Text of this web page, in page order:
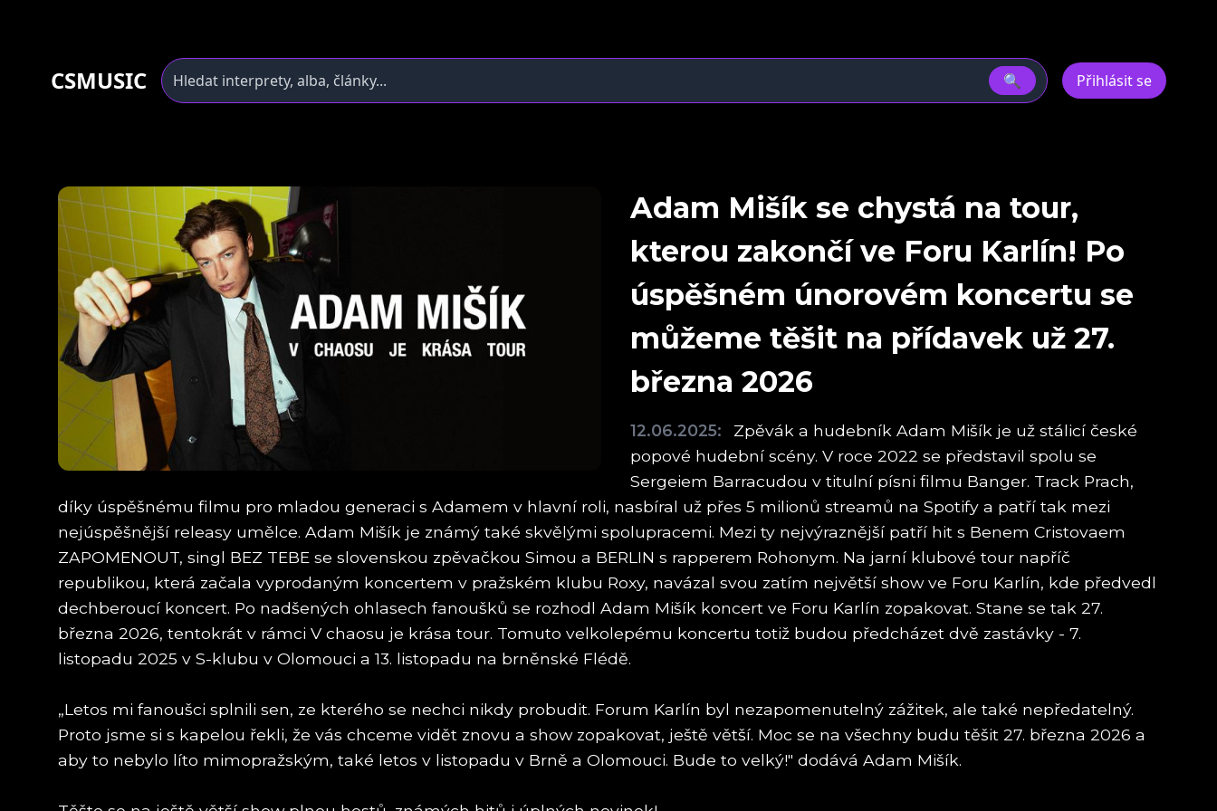
CSMUSIC 🔍 Přihlásit se
Adam Mišík se chystá na tour,
kterou zakončí ve Foru Karlín! Po
úspěšném únorovém koncertu se
můžeme těšit na přídavek už 27.
března 2026
12.06.2025:
Zpěvák a hudebník Adam Mišík je už stálicí české
popové hudební scény. V roce 2022 se představil spolu se
Sergeiem Barracudou v titulní písni filmu Banger. Track Prach,
díky úspěšnému filmu pro mladou generaci s Adamem v hlavní roli, nasbíral už přes 5 milionů streamů na Spotify a patří tak mezi
nejúspěšnější releasy umělce. Adam Mišík je známý také skvělými spolupracemi. Mezi ty nejvýraznější patří hit s Benem Cristovaem
ZAPOMENOUT, singl BEZ TEBE se slovenskou zpěvačkou Simou a BERLIN s rapperem Rohonym. Na jarní klubové tour napříč
republikou, která začala vyprodaným koncertem v pražském klubu Roxy, navázal svou zatím největší show ve Foru Karlín, kde předvedl
dechberoucí koncert. Po nadšených ohlasech fanoušků se rozhodl Adam Mišík koncert ve Foru Karlín zopakovat. Stane se tak 27.
března 2026, tentokrát v rámci V chaosu je krása tour. Tomuto velkolepému koncertu totiž budou předcházet dvě zastávky - 7.
listopadu 2025 v S-klubu v Olomouci a 13. listopadu na brněnské Flédě.
„Letos mi fanoušci splnili sen, ze kterého se nechci nikdy probudit. Forum Karlín byl nezapomenutelný zážitek, ale také nepředatelný.
Proto jsme si s kapelou řekli, že vás chceme vidět znovu a show zopakovat, ještě větší. Moc se na všechny budu těšit 27. března 2026 a
aby to nebylo líto mimopražským, také letos v listopadu v Brně a Olomouci. Bude to velký!" dodává Adam Mišík.